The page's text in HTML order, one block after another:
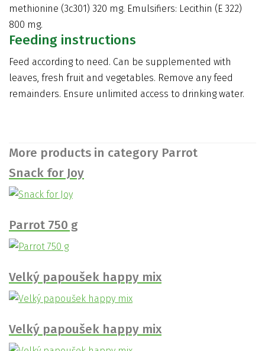
methionine (3c301) 320 mg. Emulsifiers: Lecithin (E 322)
800 mg.
Feeding instructions
Feed according to need. Can be supplemented with
leaves, fresh fruit and vegetables. Remove any feed
remainders. Ensure unlimited access to drinking water.
More products in category Parrot
Snack for Joy
Parrot 750 g
Velký papoušek happy mix
Velký papoušek happy mix